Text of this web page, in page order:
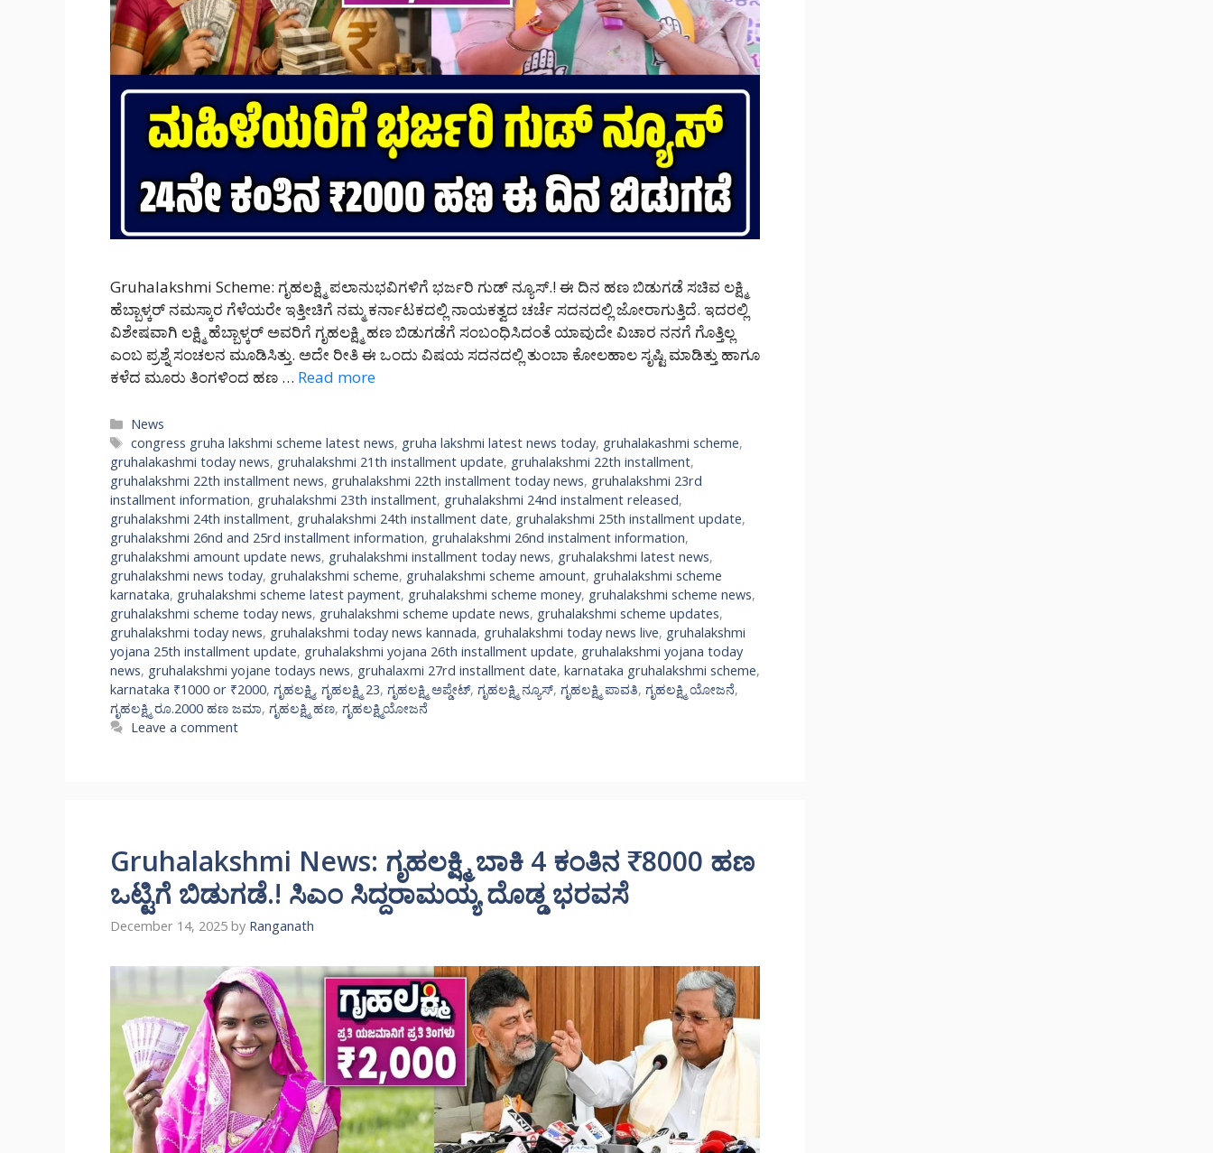
Gruhalakshmi Scheme: ಗೃಹಲಕ್ಷ್ಮಿ ಪಲಾನುಭವಿಗಳಿಗೆ ಭರ್ಜರಿ ಗುಡ್ ನ್ಯೂಸ್.! ಈ ದಿನ ಹಣ ಬಿಡುಗಡೆ ಸಚಿವ ಲಕ್ಷ್ಮಿ
ಹೆಬ್ಬಾಳ್ಕರ್ ನಮಸ್ಕಾರ ಗೆಳೆಯರೇ ಇತ್ತೀಚಿಗೆ ನಮ್ಮ ಕರ್ನಾಟಕದಲ್ಲಿ ನಾಯಕತ್ವದ ಚರ್ಚೆ ಸದನದಲ್ಲಿ ಜೋರಾಗುತ್ತಿದೆ. ಇದರಲ್ಲಿ
ವಿಶೇಷವಾಗಿ ಲಕ್ಷ್ಮಿ ಹೆಬ್ಬಾಳ್ಕರ್ ಅವರಿಗೆ ಗೃಹಲಕ್ಷ್ಮಿ ಹಣ ಬಿಡುಗಡೆಗೆ ಸಂಬಂಧಿಸಿದಂತೆ ಯಾವುದೇ ವಿಚಾರ ನನಗೆ ಗೊತ್ತಿಲ್ಲ
ಎಂಬ ಪ್ರಶ್ನೆ ಸಂಚಲನ ಮೂಡಿಸಿತ್ತು. ಅದೇ ರೀತಿ ಈ ಒಂದು ವಿಷಯ ಸದನದಲ್ಲಿ ತುಂಬಾ ಕೋಲಹಾಲ ಸೃಷ್ಟಿ ಮಾಡಿತ್ತು ಹಾಗೂ
ಕಳೆದ ಮೂರು ತಿಂಗಳಿಂದ ಹಣ … Read more
Categories
News
Tags
congress gruha lakshmi scheme latest news, gruha lakshmi latest news today, gruhalakashmi scheme,
gruhalakashmi today news, gruhalakshmi 21th installment update, gruhalakshmi 22th installment,
gruhalakshmi 22th installment news, gruhalakshmi 22th installment today news, gruhalakshmi 23rd
installment information, gruhalakshmi 23th installment, gruhalakshmi 24nd instalment released,
gruhalakshmi 24th installment, gruhalakshmi 24th installment date, gruhalakshmi 25th installment update,
gruhalakshmi 26nd and 25rd installment information, gruhalakshmi 26nd instalment information,
gruhalakshmi amount update news, gruhalakshmi installment today news, gruhalakshmi latest news,
gruhalakshmi news today, gruhalakshmi scheme, gruhalakshmi scheme amount, gruhalakshmi scheme
karnataka, gruhalakshmi scheme latest payment, gruhalakshmi scheme money, gruhalakshmi scheme news,
gruhalakshmi scheme today news, gruhalakshmi scheme update news, gruhalakshmi scheme updates,
gruhalakshmi today news, gruhalakshmi today news kannada, gruhalakshmi today news live, gruhalakshmi
yojana 25th installment update, gruhalakshmi yojana 26th installment update, gruhalakshmi yojana today
news, gruhalakshmi yojane todays news, gruhalaxmi 27rd installment date, karnataka gruhalakshmi scheme,
karnataka ₹1000 or ₹2000, ಗೃಹಲಕ್ಷ್ಮಿ, ಗೃಹಲಕ್ಷ್ಮಿ 23, ಗೃಹಲಕ್ಷ್ಮಿ ಅಪ್ಡೇಟ್, ಗೃಹಲಕ್ಷ್ಮಿ ನ್ಯೂಸ್, ಗೃಹಲಕ್ಷ್ಮಿ ಪಾವತಿ, ಗೃಹಲಕ್ಷ್ಮಿ ಯೋಜನೆ,
ಗೃಹಲಕ್ಷ್ಮಿ ರೂ.2000 ಹಣ ಜಮಾ, ಗೃಹಲಕ್ಷ್ಮಿ ಹಣ, ಗೃಹಲಕ್ಷ್ಮಿಯೋಜನೆ
Leave a comment
Gruhalakshmi News: ಗೃಹಲಕ್ಷ್ಮಿ ಬಾಕಿ 4 ಕಂತಿನ ₹8000 ಹಣ
ಒಟ್ಟಿಗೆ ಬಿಡುಗಡೆ.! ಸಿಎಂ ಸಿದ್ದರಾಮಯ್ಯ ದೊಡ್ಡ ಭರವಸೆ
December 14, 2025 by Ranganath